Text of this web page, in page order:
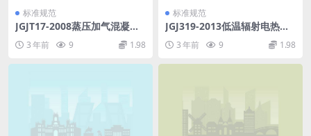
标准规范
JGJT17-2008蒸压加气混凝土
应用技术规程《废止》.pdf
3 年前 9 1.98
标准规范
JGJ319-2013低温辐射电热膜
供暖系统应用技术规程.pdf
3 年前 9 1.98